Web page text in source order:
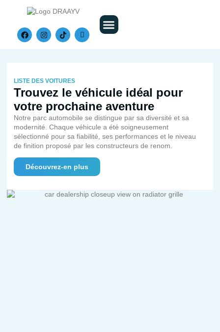
LISTE DES VOITURES
Trouvez le véhicule idéal pour
votre prochaine aventure
Notre parc automobile se distingue par sa diversité et sa
modernité. Chaque véhicule a été soigneusement
sélectionné pour sa fiabilité, ses performances et le niveau
de finition proposé par les constructeurs de renom.
Découvrez-en plus